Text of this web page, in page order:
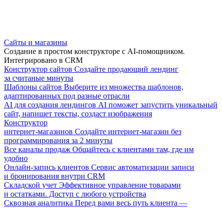
Сайты и магазины
Создание в простом конструкторе с AI-помощником.
Интегрировано в CRM
Конструктор сайтов Создайте продающий лендинг
за считаные минуты
Шаблоны сайтов Выберите из множества шаблонов,
адаптированных под разные отрасли
AI для создания лендингов AI поможет запустить уникальный
сайт, напишет тексты, создаст изображения
Конструктор
интернет-магазинов Создайте интернет-магазин без
программирования за 2 минуты
Все каналы продаж Общайтесь с клиентами там, где им
удобно
Онлайн-запись клиентов Сервис автоматизации записи
и бронирования внутри CRM
Складской учет Эффективное управление товарами
и остатками. Доступ с любого устройства
Сквозная аналитика Перед вами весь путь клиента —